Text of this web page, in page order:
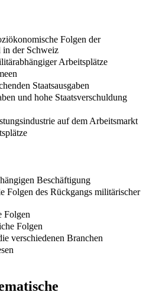
Folgen der
in der Schweiz
Arbeitsplätze
Staatsausgaben
und hohe Staatsverschuldung
auf dem Arbeitsmarkt
Beschäftigung
Folgen des Rückgangs militärischer
Folgen
Folgen
verschiedenen Branchen